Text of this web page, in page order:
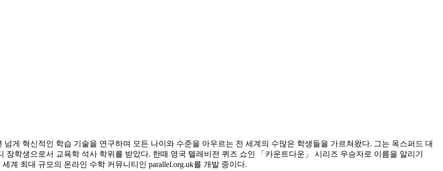
게 혁신적인 학습 기술을 연구하며 모든 나이와 수준을 아우르는 전 세계의 수많은 학생들을 가르쳐왔다. 그는 옥스퍼드 대
학생으로서 교육학 석사 학위를 받았다. 한때 영국 텔레비전 퀴즈 쇼인 「카운트다운」 시리즈 우승자로 이름을 알리기
계 최대 규모의 온라인 수학 커뮤니티인 parallel.org.uk를 개발 중이다.